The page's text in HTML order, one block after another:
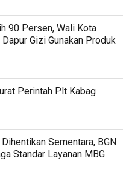
90 Persen, Wali Kota
Gizi Gunakan Produk
Perintah Plt Kabag
Sementara, BGN
Standar Layanan MBG